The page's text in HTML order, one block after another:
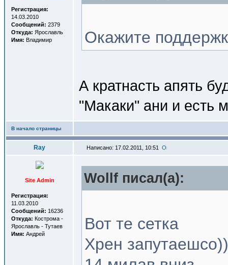
Регистрация:
14.03.2010
Сообщений: 2379
Откуда: Ярославль
Имя: Владимир Окажите
А кратнасть апять
"Макаки" ани и есть
В начало страницы
Ray Написано: 17.02.2011, 10:51
Site Admin
Регистрация:
11.03.2010
Сообщений: 16236
Откуда: Кострома -
Ярославль - Тутаев
Имя: Андрей
Wollf писал(a):
Вот те сетка
Хрен